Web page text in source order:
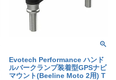
Evotech Performance ハンド
ルバークランプ装着型GPSナビ
マウント(Beeline Moto 2用) T